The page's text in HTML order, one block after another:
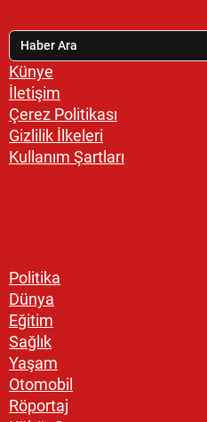
Künye
İletişim
Çerez Politikası
Gizlilik İlkeleri
Kullanım Şartları
Politika
Dünya
Eğitim
Sağlık
Yaşam
Otomobil
Röportaj